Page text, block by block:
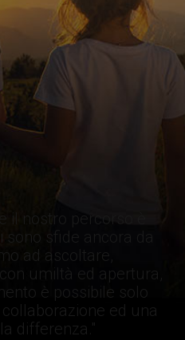
il nostro percorso è
sono sfide ancora da
ad ascoltare,
umiltà ed apertura,
è possibile solo
ed una
differenza."